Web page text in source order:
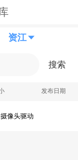
资江
搜索
发布日期
像头驱动